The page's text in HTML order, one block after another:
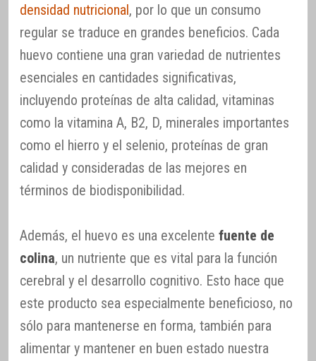
densidad nutricional, por lo que un consumo
regular se traduce en grandes beneficios. Cada
huevo contiene una gran variedad de nutrientes
esenciales en cantidades significativas,
incluyendo proteínas de alta calidad, vitaminas
como la vitamina A, B2, D, minerales importantes
como el hierro y el selenio, proteínas de gran
calidad y consideradas de las mejores en
términos de biodisponibilidad.
Además, el huevo es una excelente fuente de
colina, un nutriente que es vital para la función
cerebral y el desarrollo cognitivo. Esto hace que
este producto sea especialmente beneficioso, no
sólo para mantenerse en forma, también para
alimentar y mantener en buen estado nuestra